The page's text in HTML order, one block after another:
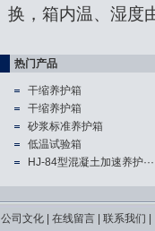
换，箱内温、湿度
热门产品
干缩养护箱
干缩养护箱
砂浆标准养护箱
低温试验箱
HJ-84型混凝土加速养护···
公司文化| 在线留言| 联系我们